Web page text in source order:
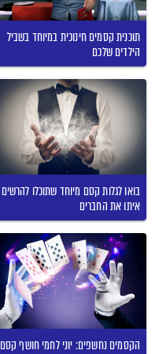
תוכנית קסמים חינוכית במיוחד בשביל
הילדים שלכם
בואו לגלות קסם מיוחד שתוכלו להרשים
איתו את החברים
הקסמים נחשפים: יוני לחמי חושף קסם